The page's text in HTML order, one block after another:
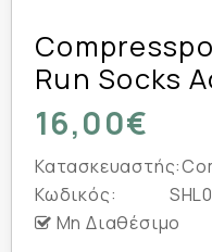
Run Socks
16,00€
Κατασκευαστής:
Κωδικός:
Μη Διαθέσιμο